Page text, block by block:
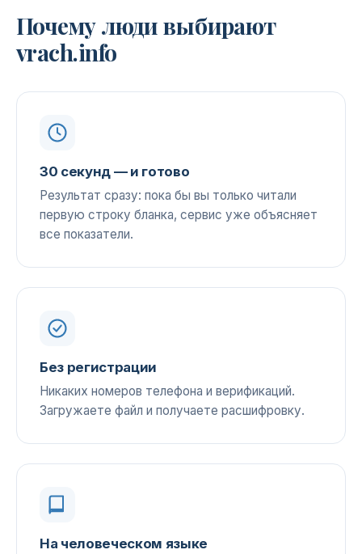
Почему люди выбирают
vrach.info
30 секунд — и готово
Результат сразу: пока бы вы только читали
первую строку бланка, сервис уже объясняет
все показатели.
Без регистрации
Никаких номеров телефона и верификаций.
Загружаете файл и получаете расшифровку.
На человеческом языке